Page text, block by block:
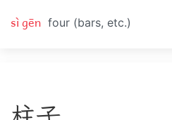
sì gēn four (bars, etc.)